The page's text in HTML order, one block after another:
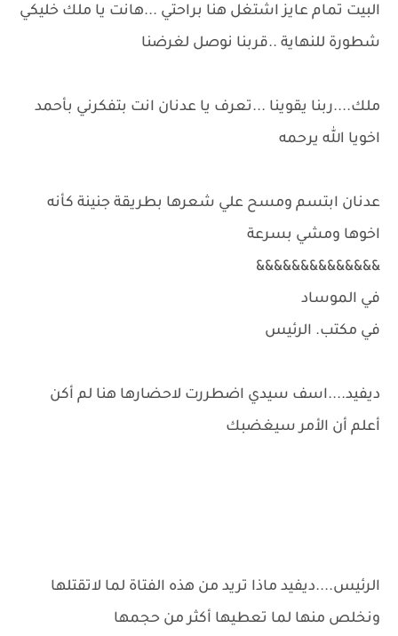
البيت تمام عايز اشتغل هنا براحتي ...هانت يا ملك خليكي
شطورة للنهاية ..قربنا نوصل لغرضنا
ملك....ربنا يقوينا ...تعرف يا عدنان انت بتفكرني بأحمد
اخويا الله يرحمه
عدنان ابتسم ومسح علي شعرها بطريقة جنينة كأنه
اخوها ومشي بسرعة
&&&&&&&&&&&&&&
في الموساد
في مكتب. الرئيس
ديفيد....اسف سيدي اضطررت لاحضارها هنا لم أكن
أعلم أن الأمر سيغضبك
الرئيس....ديفيد ماذا تريد من هذه الفتاة لما لاتقتلها
ونخلص منها لما تعطيها أكثر من حجمها